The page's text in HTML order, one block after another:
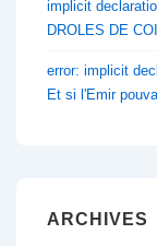
implicit
DROLES DE
error: implicit
Et si l'Emir
ARCHIVES